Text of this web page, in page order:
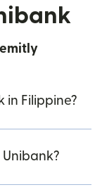
in Filippine?
Unibank?